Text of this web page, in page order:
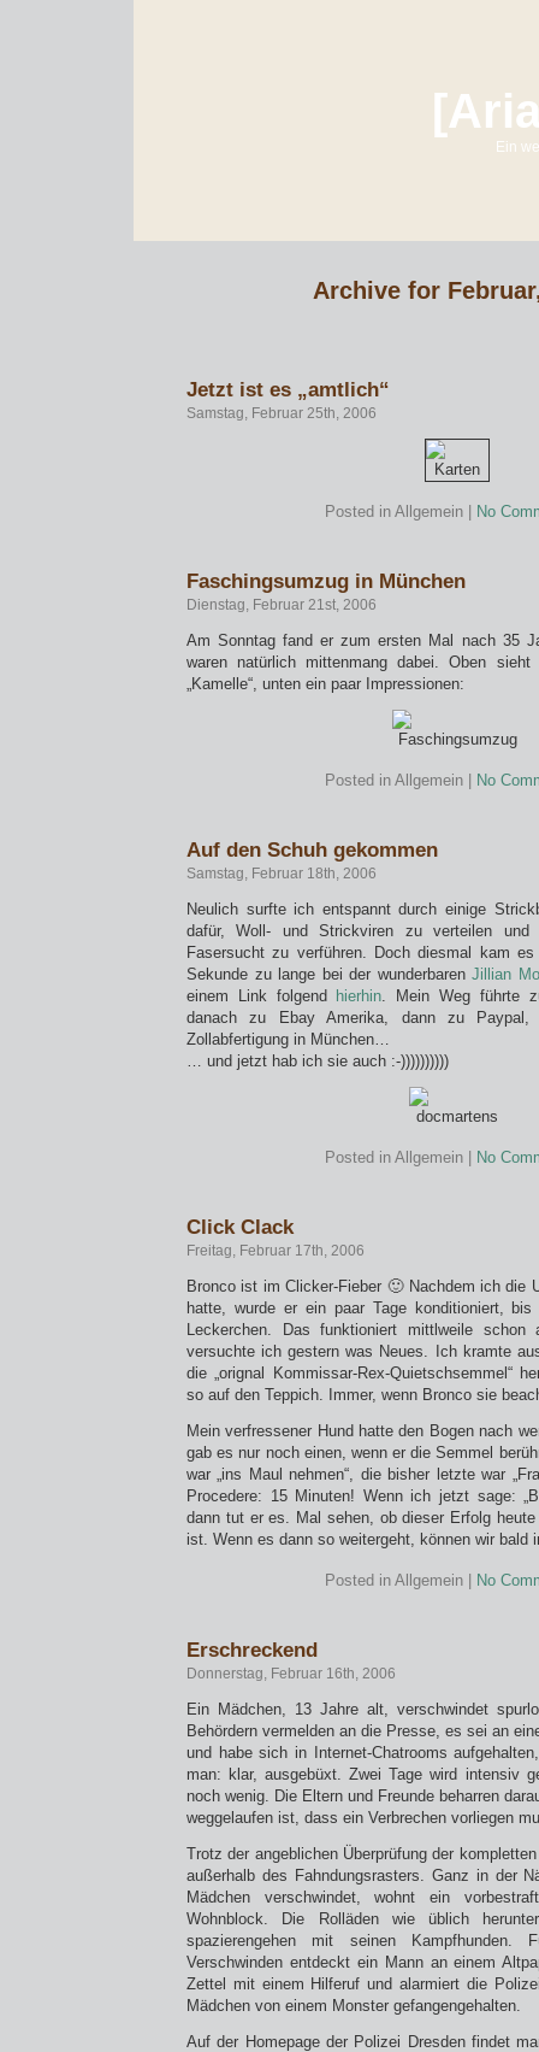
Ein
Archive for
Jetzt ist es „amtlich“
Samstag, Februar 25th, 2006
Posted in Allgemein | No
Faschingsumzug in München
Dienstag, Februar 21st, 2006
Am Sonntag fand er zum ersten Mal nach 35
waren natürlich mittenmang dabei. Oben
„Kamelle“, unten ein paar Impressionen:
Posted in Allgemein | No
Auf den Schuh gekommen
Samstag, Februar 18th, 2006
Neulich surfte ich entspannt durch einige
dafür, Woll- und Strickviren zu verteilen und
Fasersucht zu verführen. Doch diesmal kam
Sekunde zu lange bei der wunderbarenJillian
einem Link folgend
hierhin. Mein Weg führte
danach zu Ebay Amerika, dann zu
Zollabfertigung in München…
… und jetzt hab ich sie auch :-))))))))))
Posted in Allgemein | No
Click Clack
Freitag, Februar 17th, 2006
Bronco ist im Clicker-Fieber 🙂 Nachdem ich die
hatte, wurde er ein paar Tage konditioniert,
Leckerchen. Das funktioniert mittlweile
versuchte ich gestern was Neues. Ich kramte
die „orignal Kommissar-Rex-Quietschsemmel“
so auf den Teppich. Immer, wenn Bronco sie
Mein verfressener Hund hatte den Bogen nach
gab es nur noch einen, wenn er die Semmel
war „ins Maul nehmen“, die bisher letzte war
Procedere: 15 Minuten! Wenn ich jetzt sage:
dann tut er es. Mal sehen, ob dieser Erfolg heute
ist. Wenn es dann so weitergeht, können wir bald
Posted in Allgemein | No
Erschreckend
Donnerstag, Februar 16th, 2006
Ein Mädchen, 13 Jahre alt, verschwindet
Behördern vermelden an die Presse, es sei an
und habe sich in Internet-Chatrooms
man: klar, ausgebüxt. Zwei Tage wird intensiv
noch wenig. Die Eltern und Freunde beharren
weggelaufen ist, dass ein Verbrechen vorliegen
Trotz der angeblichen Überprüfung der
außerhalb des Fahndungsrasters. Ganz in der
Mädchen verschwindet, wohnt ein
Wohnblock. Die Rolläden wie üblich
spazierengehen mit seinen Kampfhunden.
Verschwinden entdeckt ein Mann an einem
Zettel mit einem Hilferuf und alarmiert die
Mädchen von einem Monster gefangengehalten.
Auf der Homepage der Polizei Dresden findet